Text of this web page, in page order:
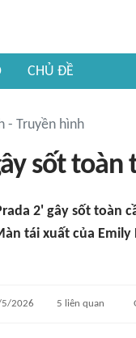
CHỦ ĐỀ
- Truyền hình
sốt toàn
2' gây sốt toàn
tái xuất của
2026 5 liên quan